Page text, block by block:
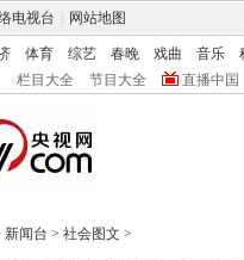
电视台 网站地图
体育 综艺 春晚 戏曲 音乐
栏目大全 节目大全 直播中国
新闻台 > 社会图文 >